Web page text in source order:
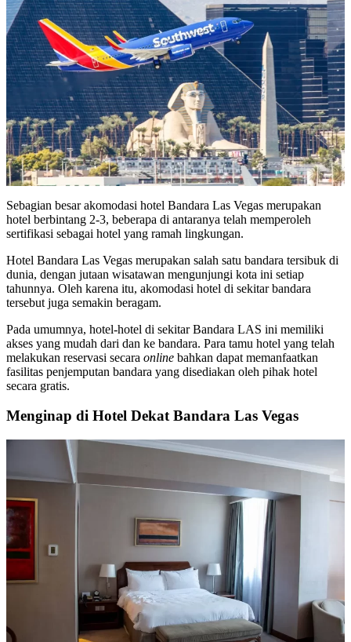
Sebagian besar akomodasi hotel Bandara Las Vegas merupakan
hotel berbintang 2-3, beberapa di antaranya telah memperoleh
sertifikasi sebagai hotel yang ramah lingkungan.
Hotel Bandara Las Vegas merupakan salah satu bandara tersibuk di
dunia, dengan jutaan wisatawan mengunjungi kota ini setiap
tahunnya. Oleh karena itu, akomodasi hotel di sekitar bandara
tersebut juga semakin beragam.
Pada umumnya, hotel-hotel di sekitar Bandara LAS ini memiliki
akses yang mudah dari dan ke bandara. Para tamu hotel yang telah
melakukan reservasi secara online bahkan dapat memanfaatkan
fasilitas penjemputan bandara yang disediakan oleh pihak hotel
secara gratis.
Menginap di Hotel Dekat Bandara Las Vegas